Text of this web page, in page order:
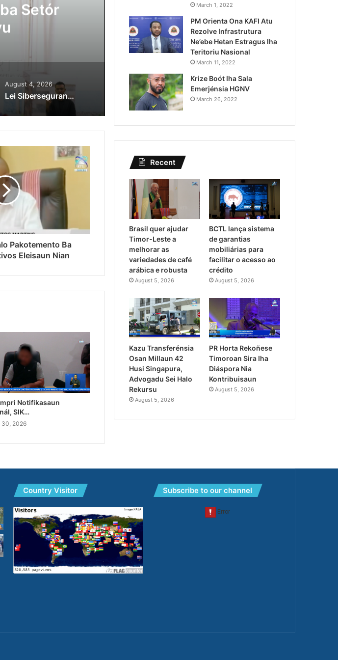
Setór
Lei Siberseguransa Ajuda
Kaptura Autór Kriminozu
Estranjeiru
August 4, 2026
Lei Siberseguransa Ajuda Autoridade Polisiál Kaptura Autór Kriminozu ho Paradeiru Iha Estranjeiru
Pakotemento Ba
Eleisaun Nian
Notifikasaun
SIK…
30, 2026
March 1, 2022
PM Orienta Ona KAFI Atu
Rezolve Infrastrutura
Ne’ebe Hetan Estragus Iha
Teritoriu Nasional
March 11, 2022
Krize Boót Iha Sala
Emerjénsia HGNV
March 26, 2022
Recent
Brasil quer ajudar
Timor-Leste a
melhorar as
variedades de café
arábica e robusta
August 5, 2026
BCTL lança sistema
de garantias
mobiliárias para
facilitar o acesso ao
crédito
August 5, 2026
Kazu Transferénsia
Osan Millaun 42
Husi Singapura,
Advogadu Sei Halo
Rekursu
August 5, 2026
PR Horta Rekoñese
Timoroan Sira Iha
Diáspora Nia
Kontribuisaun
August 5, 2026
Country Visitor Subscribe to our channel